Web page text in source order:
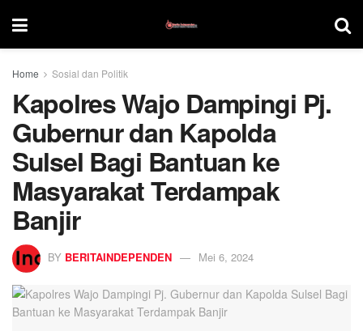
Home Sosial dan Politik
Kapolres Wajo Dampingi Pj.
Gubernur dan Kapolda
Sulsel Bagi Bantuan ke
Masyarakat Terdampak
Banjir
BY BERITAINDEPENDEN Mei 6, 2024